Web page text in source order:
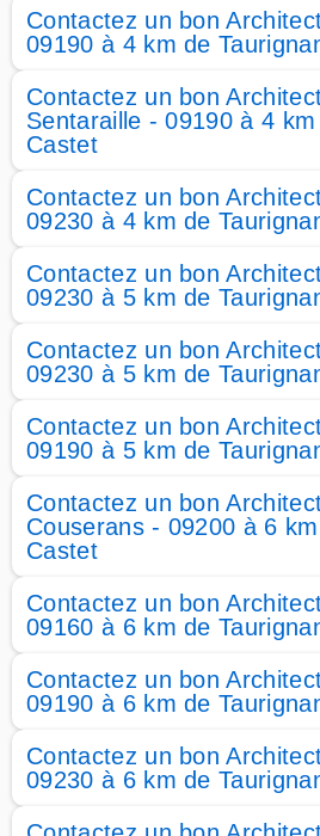
Contactez un bon
09190 à 4 km de
Contactez un bon
Sentaraille - 09190 à 4
Castet
Contactez un bon
09230 à 4 km de
Contactez un bon
09230 à 5 km de
Contactez un bon
09230 à 5 km de
Contactez un bon
09190 à 5 km de
Contactez un bon
Couserans - 09200 à 6
Castet
Contactez un bon
09160 à 6 km de
Contactez un bon
09190 à 6 km de
Contactez un bon
09230 à 6 km de